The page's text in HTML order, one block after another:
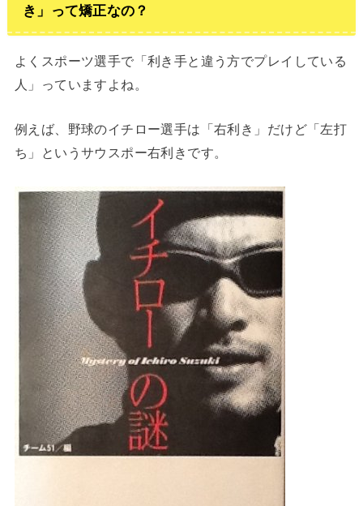
き」って矯正なの？
よくスポーツ選手で「利き手と違う方でプレイしている
人」っていますよね。
例えば、野球のイチロー選手は「右利き」だけど「左打
ち」というサウスポー右利きです。